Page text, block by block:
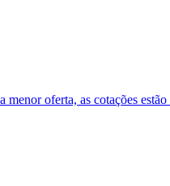
oferta, as cotações estão